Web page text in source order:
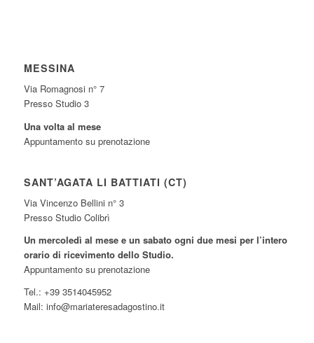
MESSINA
Via Romagnosi n° 7
Presso Studio 3
Una volta al mese
Appuntamento su prenotazione
SANT’AGATA LI BATTIATI (CT)
Via Vincenzo Bellini n° 3
Presso Studio Colibrì
Un mercoledì al mese e un sabato ogni due mesi per l’intero
orario di ricevimento dello Studio.
Appuntamento su prenotazione
Tel.: +39 3514045952
Mail: info@mariateresadagostino.it